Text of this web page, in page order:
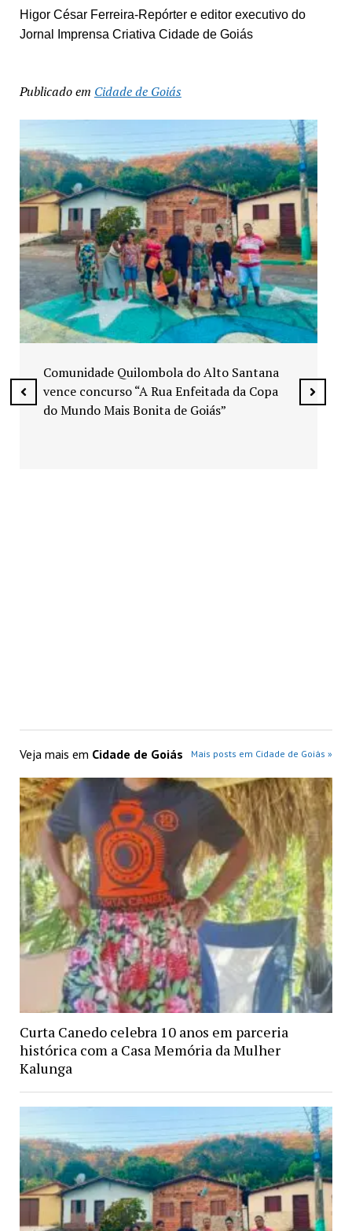
Higor César Ferreira-Repórter e editor executivo do
Jornal Imprensa Criativa Cidade de Goiás
Publicado em Cidade de Goiás
Exposição “Arte em Cores” leva pinturas a
espaços públicos de Senador Canedo
Veja mais em Cidade de Goiás Mais posts em Cidade de Goiás »
Curta Canedo celebra 10 anos em parceria
histórica com a Casa Memória da Mulher
Kalunga